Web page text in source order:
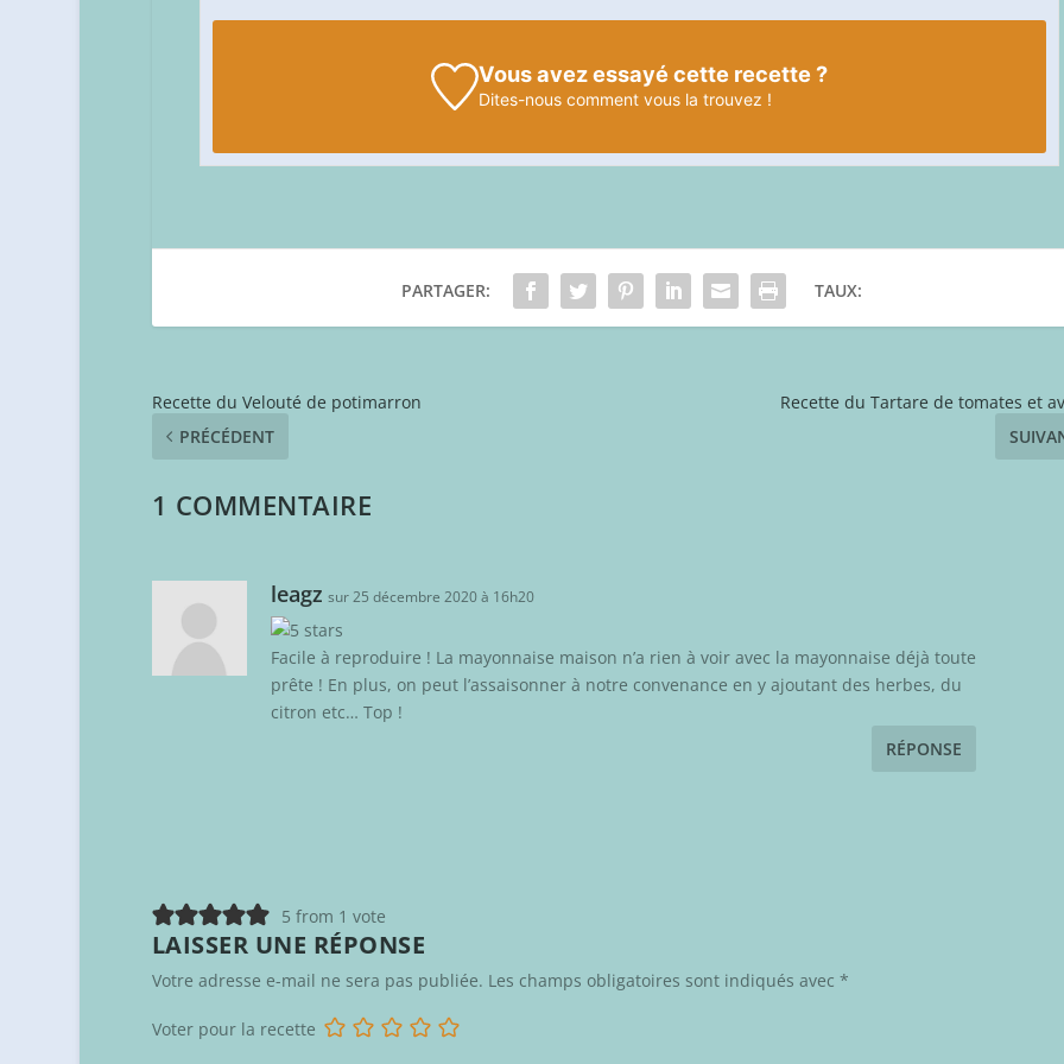
Vous avez essayé cette recette ?
Dites-nouscomment vous la trouvez !
PARTAGER: TAUX:
Recette du Velouté de potimarron
PRÉCÉDENT
Recette du Tartare de tomates et
1 COMMENTAIRE
leagz sur 25 décembre 2020 à 16h20
Facile à reproduire ! La mayonnaise maison n’a rien à voir avec la mayonnaise déjà toute
prête ! En plus, on peut l’assaisonner à notre convenance en y ajoutant des herbes, du
citron etc… Top !
RÉPONSE
5 from 1 vote
LAISSER UNE RÉPONSE
Votre adresse e-mail ne sera pas publiée. Les champs obligatoires sont indiqués avec *
Voter pour la recette